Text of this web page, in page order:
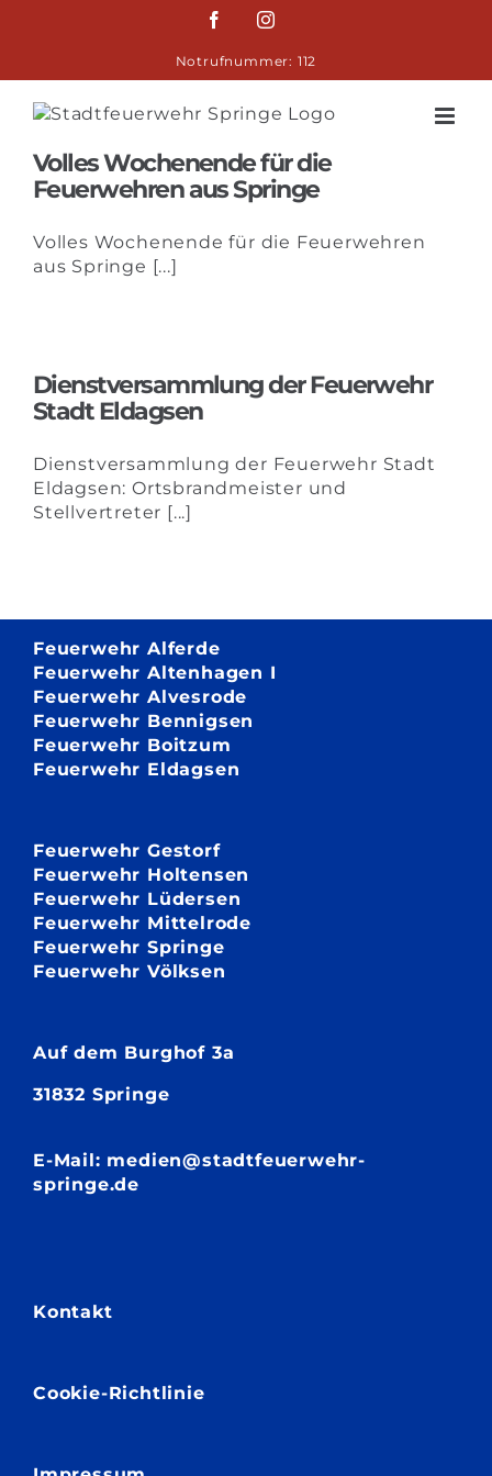
FacebookInstagram
Notrufnummer: 112
Volles Wochenende für die
Feuerwehren aus Springe
Volles Wochenende für die Feuerwehren
aus Springe [...]
Dienstversammlung der Feuerwehr
Stadt Eldagsen
Dienstversammlung der Feuerwehr Stadt
Eldagsen: Ortsbrandmeister und
Stellvertreter [...]
Feuerwehr Alferde
Feuerwehr Altenhagen I
Feuerwehr Alvesrode
Feuerwehr Bennigsen
Feuerwehr Boitzum
Feuerwehr Eldagsen
Feuerwehr Gestorf
Feuerwehr Holtensen
Feuerwehr Lüdersen
Feuerwehr Mittelrode
Feuerwehr Springe
Feuerwehr Völksen
Auf dem Burghof 3a
31832 Springe
E-Mail: medien@stadtfeuerwehr-
springe.de
Kontakt
Cookie-Richtlinie